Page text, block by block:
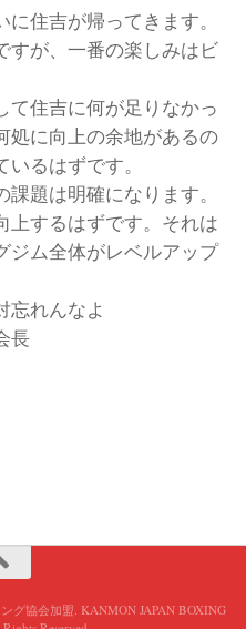
住吉が帰ってきます。
すが、一番の楽しみはビ
て住吉に何が足りなかっ
処に向上の余地があるの
るはずです。
題は明確になります。
上するはずです。それは
ジム全体がレベルアップ
忘れんなよ
グ協会加盟. KANMON JAPAN BOXING